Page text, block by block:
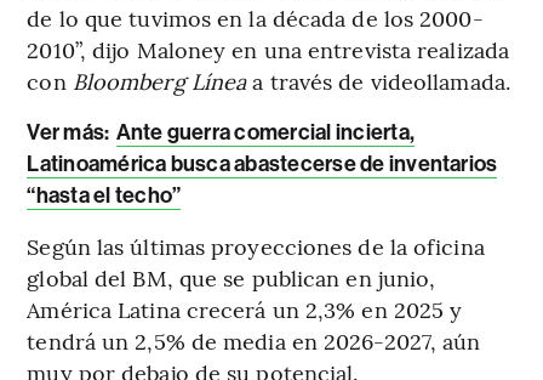
de lo que tuvimos en la década de los 2000-
2010”, dijo Maloney en una entrevista realizada
con Bloomberg Líneaa través de videollamada.
Ver más: Ante guerra comercial incierta,
Latinoamérica busca abastecerse de inventarios
“hasta el techo”
Según las últimas proyecciones de la oficina
global del BM, que se publican en junio,
América Latina crecerá un 2,3% en 2025 y
tendrá un 2,5% de media en 2026-2027, aún
muy por debajo de su potencial.